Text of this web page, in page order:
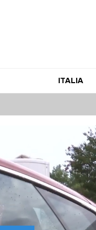
ITALIA